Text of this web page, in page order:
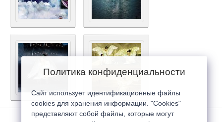
Политика конфиденциальности
Сайт использует идентификационные файлы
cookies для хранения информации. "Cookies"
представляют собой файлы, которые могут